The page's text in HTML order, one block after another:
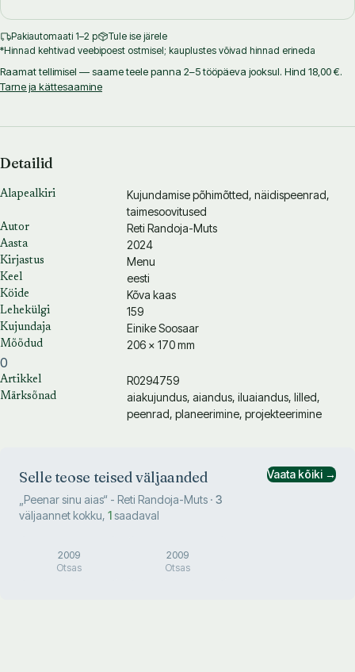
Pakiautomaati 1–2 p
Tule ise järele
*Hinnad kehtivad veebipoest ostmisel; kauplustes võivad hinnad erineda
Raamat tellimisel — saame teele panna 2–5 tööpäeva jooksul. Hind 18,00 €.
Tarne ja kättesaamine
Detailid
Alapealkiri
Kujundamise põhimõtted, näidispeenrad,
taimesoovitused
Autor Reti Randoja-Muts
Aasta 2024
Kirjastus Menu
Keel eesti
Köide Kõva kaas
Lehekülgi 159
Kujundaja Einike Soosaar
Mõõdud 206 × 170 mm
0
Artikkel R0294759
Märksõnad
aiakujundus, aiandus, iluaiandus, lilled,
peenrad, planeerimine, projekteerimine
Selle teose teised väljaanded
Peenar sinu aias“ - Reti Randoja-Muts · 3
väljaannet kokku, 1saadaval
Vaata kõiki →
2009
Otsas
2009
Otsas